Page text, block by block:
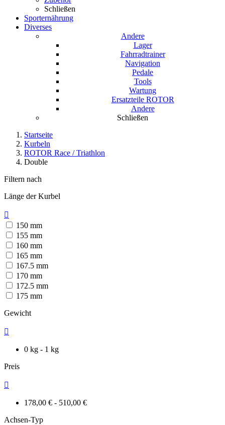
Schließen
Sporternährung
Diverses
Andere
Lager
Fahrradtrainer
Navigation
Pedale
Tools
Wartung
Ersatzteile ROTOR
Andere
Schließen
Startseite
Kurbeln
ROTOR Race / Triathlon
Double
Filtern nach
Länge der Kurbel

150 mm
155 mm
160 mm
165 mm
167.5 mm
170 mm
172.5 mm
175 mm
Gewicht

0 kg - 1 kg
Preis

178,00 € - 510,00 €
Achsen-Typ